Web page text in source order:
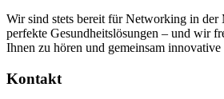
Wir sind stets bereit für Networking in der
perfekte Gesundheitslösungen – und wir
Ihnen zu hören und gemeinsam
Kontakt